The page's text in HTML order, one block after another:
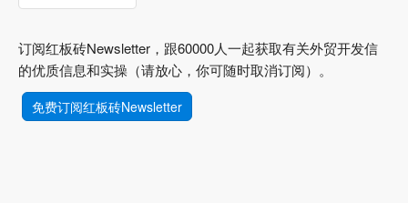
订阅红板砖Newsletter，跟60000人一起获取有关外贸开发信
的优质信息和实操（请放心，你可随时取消订阅）。
免费订阅红板砖Newsletter